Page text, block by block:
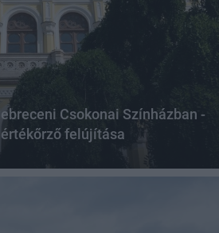
Csokonai Színházban -
felújítása